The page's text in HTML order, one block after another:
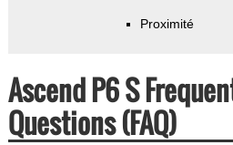
Proximité
Ascend P6 S
Questions (FAQ)